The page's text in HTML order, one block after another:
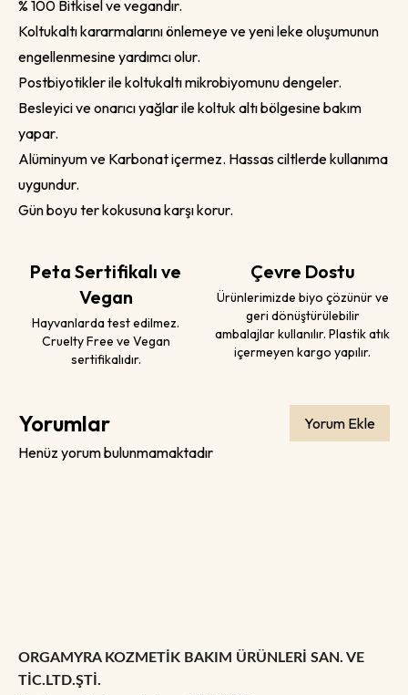
% 100 Bitkisel ve vegandır.
Koltukaltı kararmalarını önlemeye ve yeni leke oluşumunun
engellenmesine yardımcı olur.
Postbiyotikler ile koltukaltı mikrobiyomunu dengeler.
Besleyici ve onarıcı yağlar ile koltuk altı bölgesine bakım
yapar.
Alüminyum ve Karbonat içermez. Hassas ciltlerde kullanıma
uygundur.
Gün boyu ter kokusuna karşı korur.
Peta Sertifikalı ve
Vegan
Hayvanlarda test edilmez.
Cruelty Free ve Vegan
sertifikalıdır.
Çevre Dostu
Ürünlerimizde biyo çözünür ve
geri dönüştürülebilir
ambalajlar kullanılır. Plastik atık
içermeyen kargo yapılır.
Yorumlar
Yorum Ekle
Henüz yorum bulunmamaktadır
ORGAMYRA KOZMETİK BAKIM ÜRÜNLERİ SAN. VE
TİC.LTD.ŞTİ.